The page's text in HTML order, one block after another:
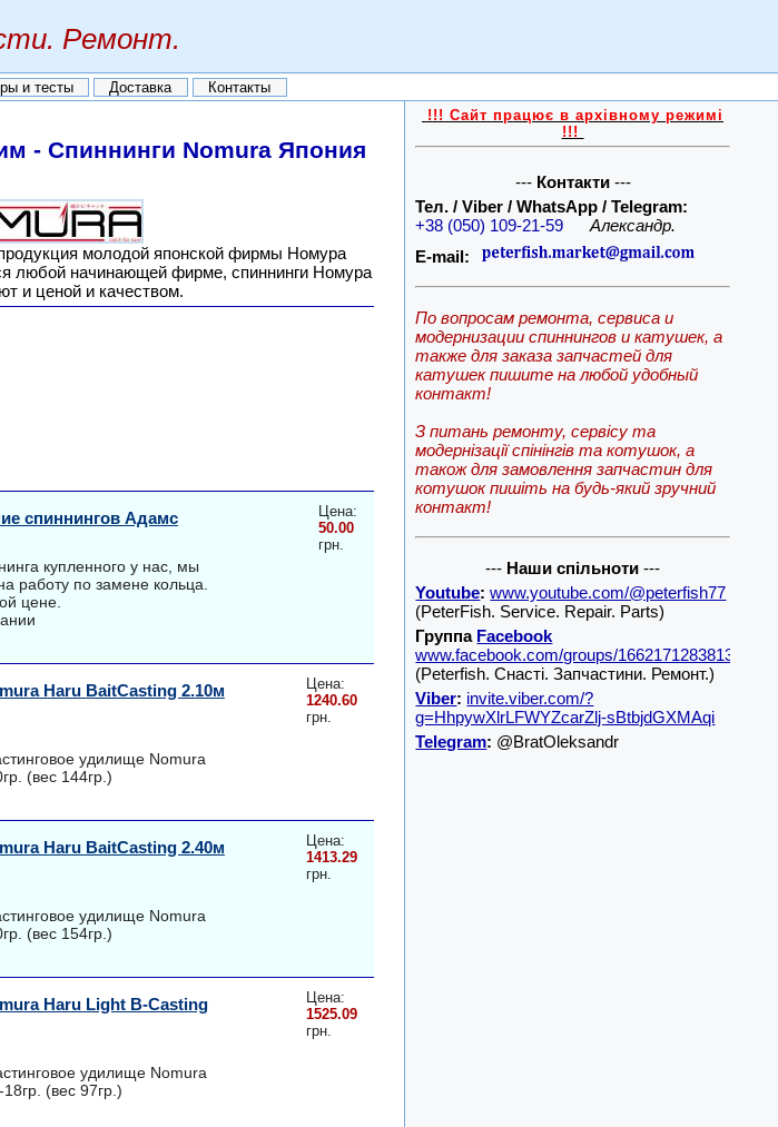
Ремонт.
и тесты Доставка Контакты
- Спиннинги Nomura Япония
молодой японской фирмы Номура
любой начинающей фирме, спиннинги Номура
и ценой и качеством.
спиннингов Адамс
купленного у нас, мы
работу по замене кольца.
цене.
Цена:
50.00
грн.
Haru BaitCasting 2.10м
удилище Nomura
(вес 144гр.)
Цена:
1240.60
грн.
Haru BaitCasting 2.40м
удилище Nomura
(вес 154гр.)
Цена:
1413.29
грн.
Haru Light B-Casting
удилище Nomura
(вес 97гр.)
Цена:
1525.09
грн.
!!! Сайт працює в архівному режимі
!!!
--- Контакти---
Тел. / Viber / WhatsApp / Telegram:
+38 (050) 109-21-59
Александр.
E-mail:
По вопросам ремонта, сервиса и
модернизации спиннингов и катушек, а
также для заказа запчастей для
катушек пишите на любой удобный
контакт!
З питань ремонту, сервісу та
модернізації спінінгів та котушок, а
також для замовлення запчастин для
котушок пишіть на будь-який зручний
контакт!
--- Наши спільноти ---
Youtube: www.youtube.com/@peterfish77
(PeterFish. Service. Repair. Parts)
Группа Facebook
www.facebook.com/groups/1662171283813001/
(Peterfish. Снасті. Запчастини. Ремонт.)
Viber: invite.viber.com/?
g=HhpywXlrLFWYZcarZlj-sBtbjdGXMAqi
Telegram: @BratOleksandr